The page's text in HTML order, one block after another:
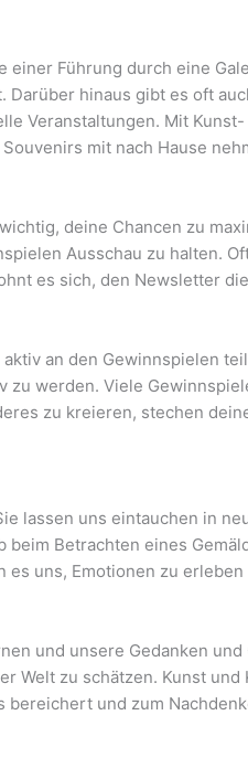
Führung durch eine
hinaus gibt es oft
Veranstaltungen. Mit
mit nach Hause
deine Chancen zu
Ausschau zu halten.
es sich, den Newsletter
an den Gewinnspielen
werden. Viele
zu kreieren, stechen
lassen uns eintauchen in
Betrachten eines
uns, Emotionen zu
und unsere Gedanken
zu schätzen. Kunst
und zum